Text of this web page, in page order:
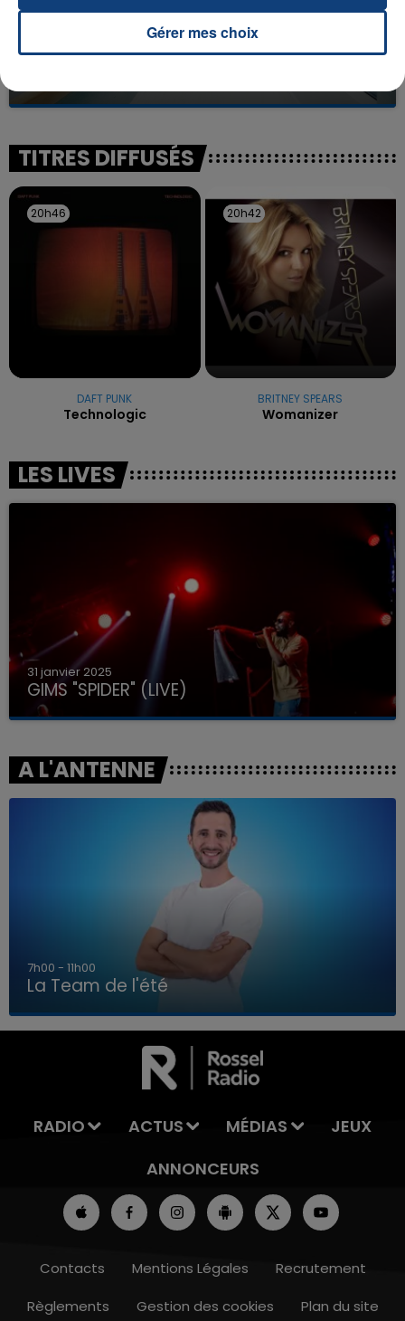
LA TEAM DE L'ÉTÉ
UNE ADOLESCENTE DEVANT SE FAIRE
La famille a porté plainte contre la clinique qui a
excuses.
TITRES DIFFUSÉS
20h46
20h46
DAFT PUNK
Technologic
20h42
20h42
BRITNEY SPEARS
Womanizer
LES LIVES
31 janvier 2025
GIMS "SPIDER" (LIVE)
A L'ANTENNE
7h00 - 11h00
La Team de l'été
RADIO ACTUS MÉDIAS
JEUX
ANNONCEURS
Contacts Mentions Légales
Recrutement
Règlements
Gestion des cookies Plan du site
Gérer mes choix